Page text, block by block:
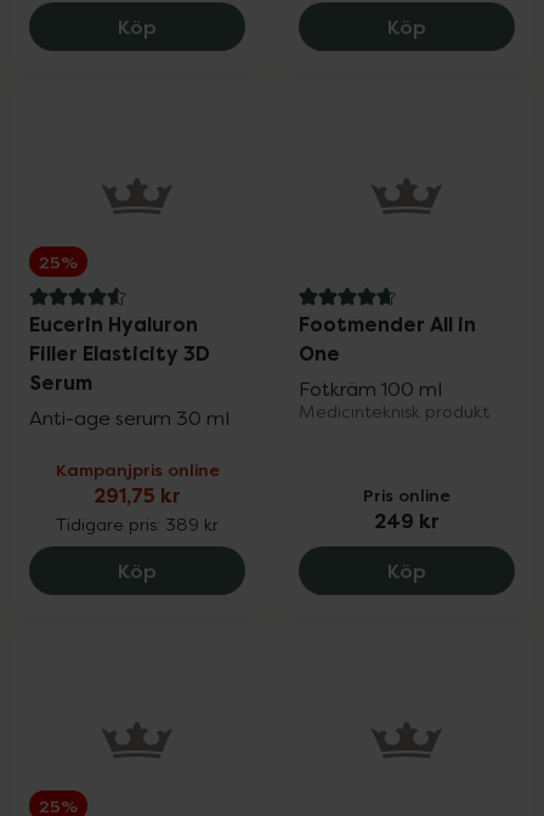
Köp Lumene HELLÄ Moisturizing Sheet
Köp Lumene
25%
4.6 av 5 i omdöme
Eucerin Hyaluron
Filler Elasticity 3D
Serum
Anti-age serum 30 ml
Kampanjpris online
291,75 kr
Tidigare pris: 389 kr
Köp Eucerin Hyaluron Filler Elasticity 3D
4.8 av 5 i omdöme
Footmender All in
One
Fotkräm 100 ml
Medicinteknisk produkt
Pris online
249 kr
Köp
25%